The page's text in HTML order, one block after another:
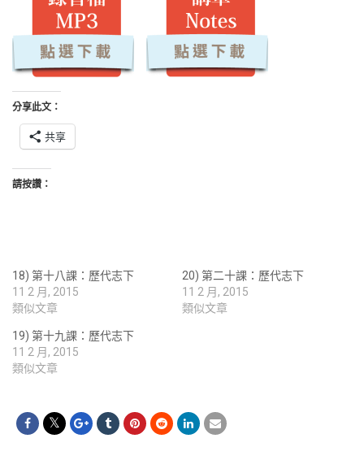
分享此文：
共享
請按讚：
18) 第十八課：歷代志下
11 2 月, 2015
類似文章
20) 第二十課：歷代志下
11 2 月, 2015
類似文章
19) 第十九課：歷代志下
11 2 月, 2015
類似文章